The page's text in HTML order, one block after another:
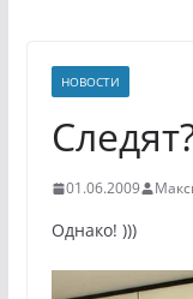
НОВОСТИ
01.06.2009
Однако! )))